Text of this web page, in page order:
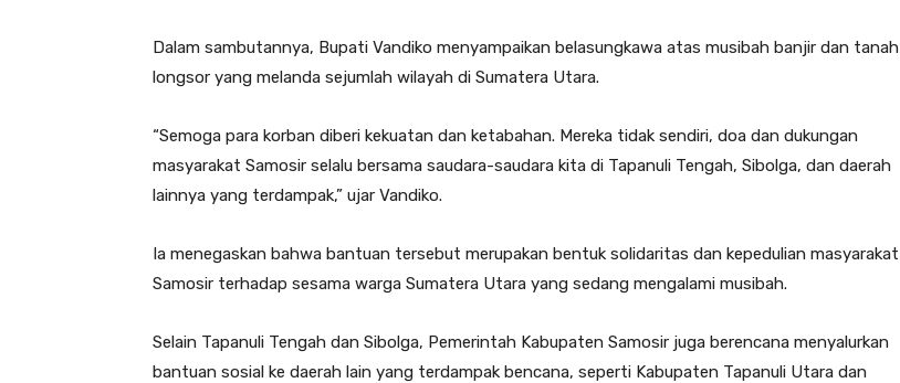
Dalam sambutannya, Bupati Vandiko menyampaikan belasungkawa atas musibah banjir dan tanah
longsor yang melanda sejumlah wilayah di Sumatera Utara.
“Semoga para korban diberi kekuatan dan ketabahan. Mereka tidak sendiri, doa dan dukungan
masyarakat Samosir selalu bersama saudara-saudara kita di Tapanuli Tengah, Sibolga, dan daerah
lainnya yang terdampak,” ujar Vandiko.
Ia menegaskan bahwa bantuan tersebut merupakan bentuk solidaritas dan kepedulian masyarakat
Samosir terhadap sesama warga Sumatera Utara yang sedang mengalami musibah.
Selain Tapanuli Tengah dan Sibolga, Pemerintah Kabupaten Samosir juga berencana menyalurkan
bantuan sosial ke daerah lain yang terdampak bencana, seperti Kabupaten Tapanuli Utara dan